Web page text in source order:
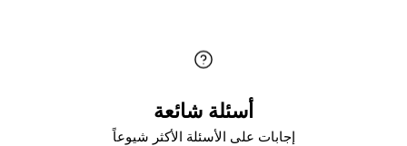
أسئلة شائعة
إجابات على الأسئلة الأكثر شيوعاً